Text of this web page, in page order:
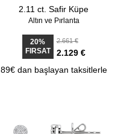
2.11 ct. Safir Küpe
Altın ve Pırlanta
20%
FIRSAT
2.661 €
2.129 €
89€ dan başlayan taksitlerle